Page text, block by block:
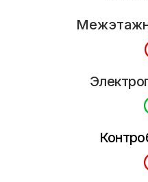
Россия, Калининград,
(конец ул.
Рассчитать
+7 (921) 710-37-
pusk39@mail.ru